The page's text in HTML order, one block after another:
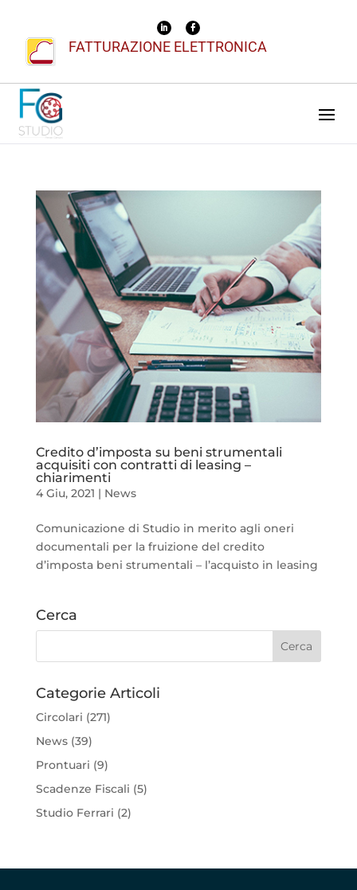
FATTURAZIONE ELETTRONICA
Credito d’imposta su beni strumentali
acquisiti con contratti di leasing –
chiarimenti
4 Giu, 2021 | News
Comunicazione di Studio in merito agli oneri
documentali per la fruizione del credito
d’imposta beni strumentali – l’acquisto in leasing
Cerca
Categorie Articoli
Circolari (271)
News(39)
Prontuari (9)
Scadenze Fiscali (5)
Studio Ferrari (2)